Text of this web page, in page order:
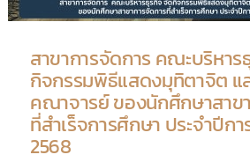
สาขาการจัดการ คณะบริหา
กิจกรรมพิธีแสดงมุทิตาจิต แ
คณาจารย์ ของนักศึกษาสาข
ที่สำเร็จการศึกษา ประจำปีก
2568